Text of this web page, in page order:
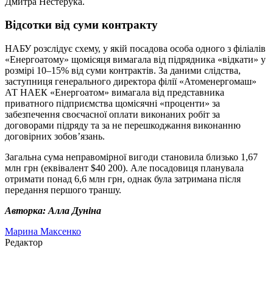
Відсотки від суми контракту
НАБУ розслідує схему, у якій посадова особа одного з філіалів
«Енергоатому» щомісяця вимагала від підрядника «відкати» у
розмірі 10–15% від суми контрактів. За даними слідства,
заступниця генерального директора філії «Атоменергомаш»
АТ НАЕК «Енергоатом» вимагала від представника
приватного підприємства щомісячні «проценти» за
забезпечення своєчасної оплати виконаних робіт за
договорами підряду та за не перешкоджання виконанню
договірних зобов’язань.
Загальна сума неправомірної вигоди становила близько 1,67
млн грн (еквівалент $40 200). Але посадовиця планувала
отримати понад 6,6 млн грн, однак була затримана після
передання першого траншу.
Авторка: Алла Дуніна
Марина Максенко
Редактор